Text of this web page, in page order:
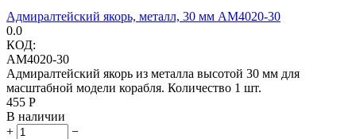
Адмиралтейский якорь, металл, 30 мм AM4020-30
0.0
КОД:
AM4020-30
Адмиралтейский якорь из металла высотой 30 мм для
масштабной модели корабля. Количество 1 шт.
‍455‍ Р
В наличии
+
−